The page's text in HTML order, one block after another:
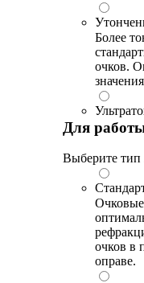
Более
очков.
Для
Выберите тип
очков в
оправе.